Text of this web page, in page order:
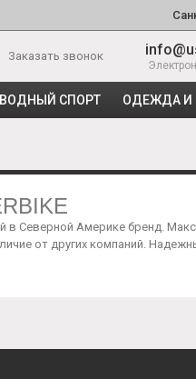
Заказать звонок
ВОДНЫЙ СПОРТ ОДЕЖДА И
в Северной Америке бренд.
от других компаний.